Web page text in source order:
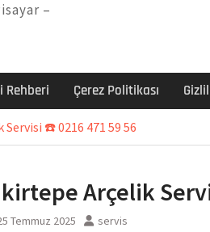
E3 Arızası Çözümü
–
Rehberi Çerez Politikası
☎️ 0216 471 59 56
Arçelik
Temmuz 2025 servis